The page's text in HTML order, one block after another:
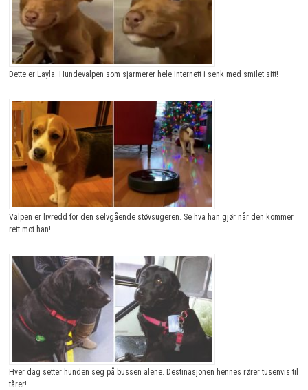
Dette er Layla. Hundevalpen som sjarmerer hele internett i senk med smilet sitt!
Valpen er livredd for den selvgående støvsugeren. Se hva han gjør når den kommer
rett mot han!
Hver dag setter hunden seg på bussen alene. Destinasjonen hennes rører tusenvis til
tårer!